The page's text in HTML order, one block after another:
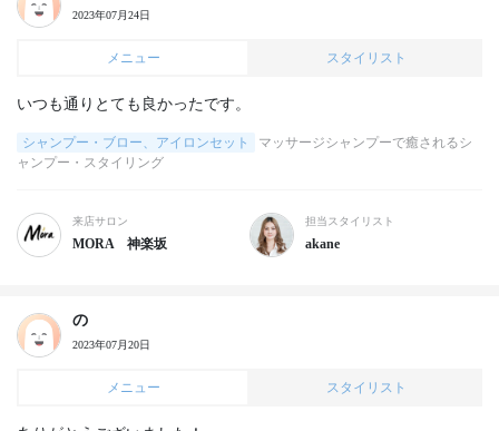
2023年07月24日
メニュー スタイリスト
いつも通りとても良かったです。
シャンプー・ブロー、アイロンセット
マッサージシャンプーで癒されるシ
ャンプー・スタイリング
来店サロン
MORA 神楽坂
担当スタイリスト
akane
の
2023年07月20日
メニュー スタイリスト